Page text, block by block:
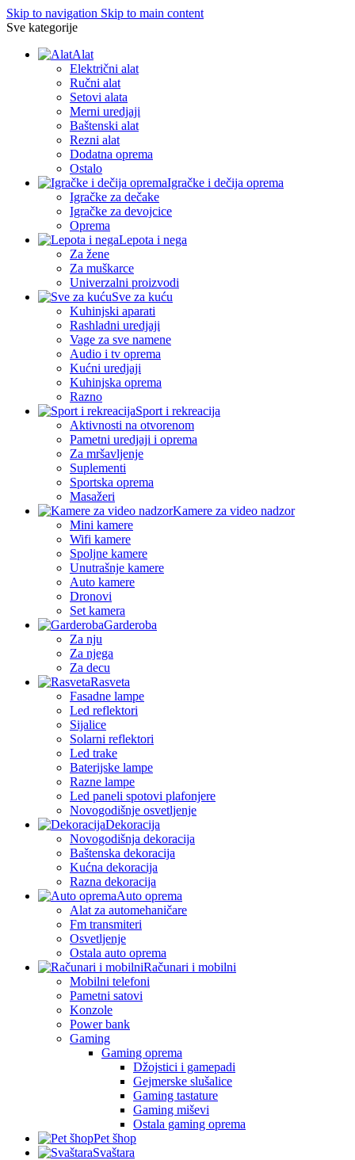
Skip to navigation Skip to main content
Sve kategorije
Alat
Električni alat
Ručni alat
Setovi alata
Merni uredjaji
Baštenski alat
Rezni alat
Dodatna oprema
Ostalo
Igračke i dečija oprema
Igračke za dečake
Igračke za devojcice
Oprema
Lepota i nega
Za žene
Za muškarce
Univerzalni proizvodi
Sve za kuću
Kuhinjski aparati
Rashladni uredjaji
Vage za sve namene
Audio i tv oprema
Kućni uredjaji
Kuhinjska oprema
Razno
Sport i rekreacija
Aktivnosti na otvorenom
Pametni uredjaji i oprema
Za mršavljenje
Suplementi
Sportska oprema
Masažeri
Kamere za video nadzor
Mini kamere
Wifi kamere
Spoljne kamere
Unutrašnje kamere
Auto kamere
Dronovi
Set kamera
Garderoba
Za nju
Za njega
Za decu
Rasveta
Fasadne lampe
Led reflektori
Sijalice
Solarni reflektori
Led trake
Baterijske lampe
Razne lampe
Led paneli spotovi plafonjere
Novogodišnje osvetljenje
Dekoracija
Novogodišnja dekoracija
Baštenska dekoracija
Kućna dekoracija
Razna dekoracija
Auto oprema
Alat za automehaničare
Fm transmiteri
Osvetljenje
Ostala auto oprema
Računari i mobilni
Mobilni telefoni
Pametni satovi
Konzole
Power bank
Gaming
Gaming oprema
Džojstici i gamepadi
Gejmerske slušalice
Gaming tastature
Gaming miševi
Ostala gaming oprema
Pet šhop
Svaštara